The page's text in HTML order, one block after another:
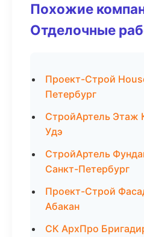
Похожие
Отделочные
Проект-Строй
Петербург
СтройАртель Этаж
Удэ
СтройАртель
Санкт-Петербург
Проект-Строй
Абакан
СК АрхПро